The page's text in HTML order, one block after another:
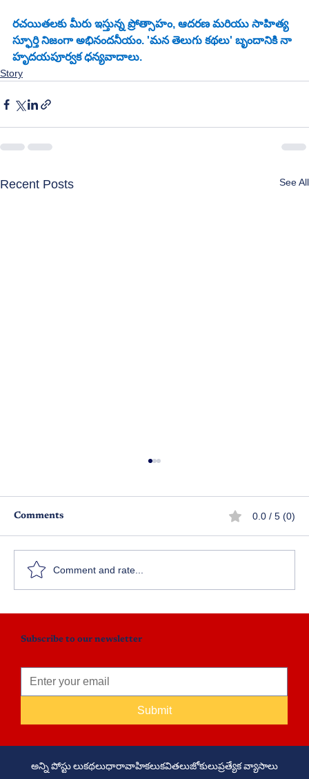
రచయితలకు మీరు ఇస్తున్న ప్రోత్సాహం, ఆదరణ మరియు సాహిత్య
స్ఫూర్తి నిజంగా అభినందనీయం. 'మన తెలుగు కథలు' బృందానికి నా
హృదయపూర్వక ధన్యవాదాలు.
Story
Recent Posts See All
Comments 0.0 / 5 (0)
Comment and rate...
Subscribe to our newsletter
Submit
అన్ని పోస్టు లుకథలుధారావాహికలుకవితలుజోకులుప్రత్యేక వ్యాసాలు